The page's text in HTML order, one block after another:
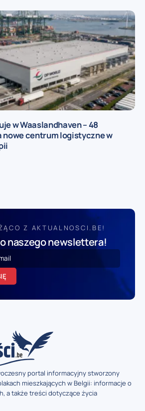
w Waaslandhaven – 48
nowe centrum logistyczne w
Z AKTUALNOSCI.BE!
naszego newslettera!
portal informacyjny stworzony
mieszkających w Belgii: informacje o
a także treści dotyczące życia